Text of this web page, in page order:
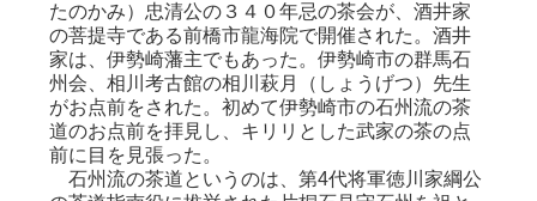
たのかみ）忠清公の３４０年忌の茶会が、酒井家
の菩提寺である前橋市龍海院で開催された。酒井
家は、伊勢崎藩主でもあった。伊勢崎市の群馬石
州会、相川考古館の相川萩月（しょうげつ）先生
がお点前をされた。初めて伊勢崎市の石州流の茶
道のお点前を拝見し、キリリとした武家の茶の点
前に目を見張った。
石州流の茶道というのは、第4代将軍徳川家綱公